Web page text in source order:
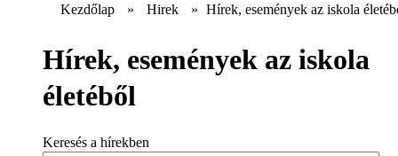
Kezdőlap » Hirek » Hírek, események az iskola
Hírek, események az iskola
életéből
Keresés a hírekben